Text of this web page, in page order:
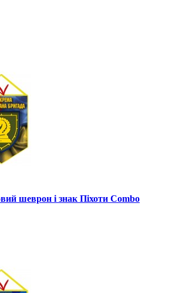
шеврон і знак Піхоти Combo